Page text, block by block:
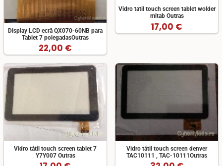
Display LCD ecrã QX070-60NB para
Tablet 7 polegadasOutras
22,00 €
Vidro tatil touch screen tablet wolder
mitab Outras
17,00 €
Vidro tátil touch screen tablet 7
Y7Y007 Outras
Vidro tátil touch screen denver
TAC10111 , TAC-10111Outras